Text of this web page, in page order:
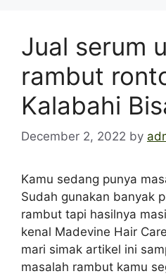
Jual serum
rambut
Kalabahi
December 2, 2022 by
Kamu sedang punya
Sudah gunakan banyak
rambut tapi hasilnya
kenal Madevine Hair
mari simak artikel ini
masalah rambut kamu